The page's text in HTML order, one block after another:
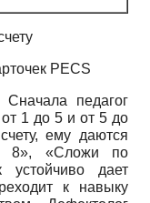
PECS
педагог
1 до 5 и от 5 до
ему даются
8», «Сложи по
устойчиво дает
к навыку